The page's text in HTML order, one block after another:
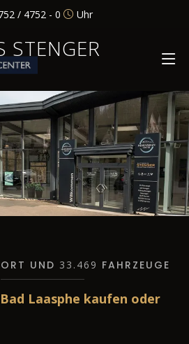
/ 4752 - 0 Uhr
STENGER
UND 33.469 FAHRZEUGE
Laasphe kaufen oder